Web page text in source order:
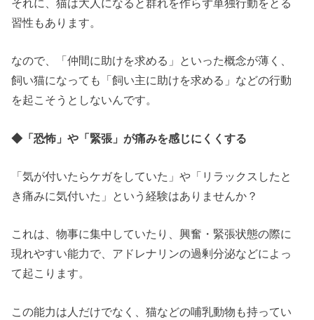
それに、猫は大人になると群れを作らず単独行動をとる
習性もあります。
なので、「仲間に助けを求める」といった概念が薄く、
飼い猫になっても「飼い主に助けを求める」などの行動
を起こそうとしないんです。
◆「恐怖」や「緊張」が痛みを感じにくくする
「気が付いたらケガをしていた」や「リラックスしたと
き痛みに気付いた」という経験はありませんか？
これは、物事に集中していたり、興奮・緊張状態の際に
現れやすい能力で、アドレナリンの過剰分泌などによっ
て起こります。
この能力は人だけでなく、猫などの哺乳動物も持ってい